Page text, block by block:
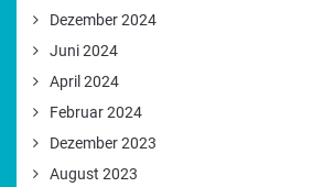
Dezember 2024
Juni 2024
April 2024
Februar 2024
Dezember 2023
August 2023